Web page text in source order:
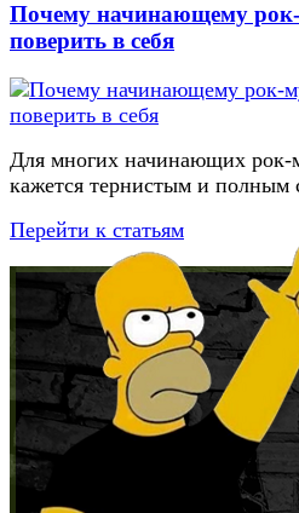
Почему начинающему
поверить в себя
Для многих начинающих рок-
кажется тернистым и полным
Перейти к статьям